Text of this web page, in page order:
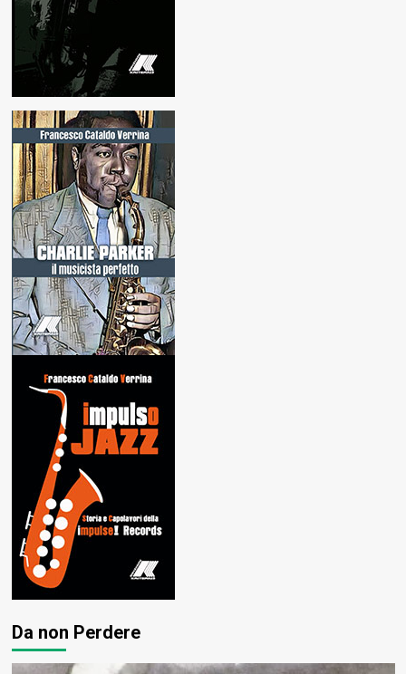
Da non Perdere